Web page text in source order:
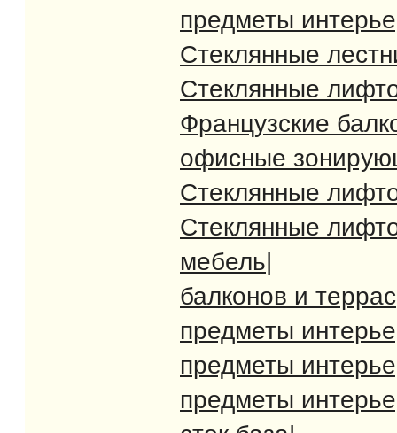
предметы
Стеклянные
Стеклянные
Французские
офисные
Стеклянные
Стеклянные
мебель|
балконов и террас
предметы
предметы
предметы